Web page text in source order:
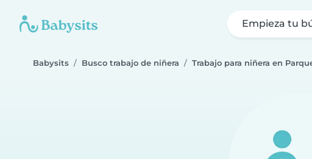
Empieza tu
Babysits Busco trabajo de niñera Trabajo para niñera en